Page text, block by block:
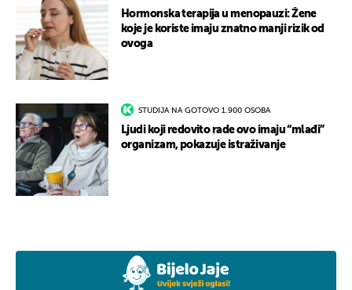
Hormonska terapija u menopauzi: Žene
koje je koriste imaju znatno manji rizik od
ovoga
STUDIJA NA GOTOVO 1.900 OSOBA
Ljudi koji redovito rade ovo imaju “mlađi”
organizam, pokazuje istraživanje